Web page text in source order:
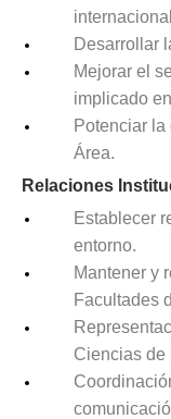
Desarrollar
Mejorar el
implicado
Potenciar la
Área.
Relaciones
Establecer
entorno.
Mantener y
Facultades
Ciencias de